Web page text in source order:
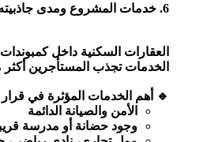
6. خدمات المشروع ومدى جاذبيته للمستأجرين
العقارات السكنية داخل
الخدمات تجذب المستأجرين أكثر
🔹 أهم الخدمات المؤثرة في
الأمن والصيانة الدائمة
وجود حضانة أو مدرسة